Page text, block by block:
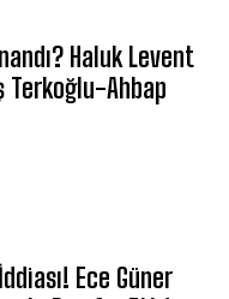
Haluk Levent
Terkoğlu-Ahbap
Ece Güner